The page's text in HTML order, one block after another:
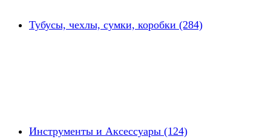
Тубусы, чехлы, сумки, коробки (284)
Инструменты и Аксессуары (124)